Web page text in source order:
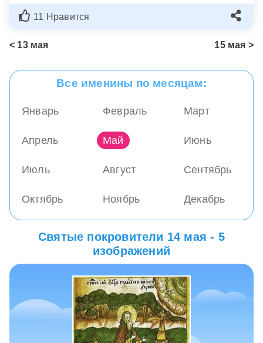
11 Нравится
< 13 мая 15 мая >
Все именины по месяцам:
Январь Февраль Март
Апрель Май Июнь
Июль Август Сентябрь
Октябрь Ноябрь Декабрь
Святые покровители 14 мая - 5
изображений